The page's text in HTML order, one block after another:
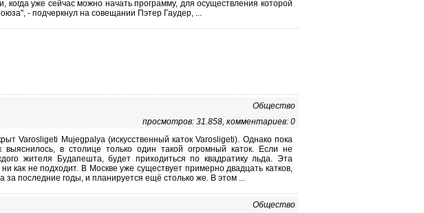
уже сейчас можно начать программу, для осуществления которой
- подчеркнул на совещании Пэтер Гаудер, ...
Общество
просмотров: 31.858, комментариев: 0
Varosligeti Mujegpalya (искусственный каток Varosligeti). Однако пока
выяснилось, в столице только один такой огромный каток. Если не
жителя Будапешта, будет приходиться по квадратику льда. Эта
как не подходит. В Москве уже существует примерно двадцать катков,
за последние годы, и планируется ещё столько же. В этом ...
Общество